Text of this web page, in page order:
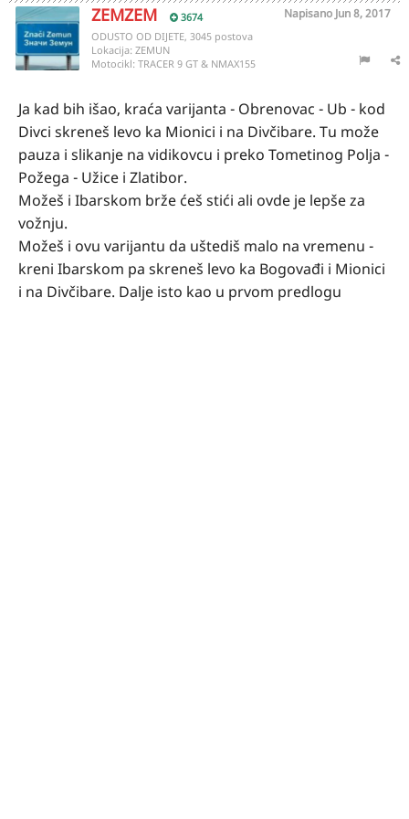
ZEMZEM 3674 Napisano Jun 8, 2017
ODUSTO OD DIJETE, 3045 postova
Lokacija: ZEMUN
Motocikl: TRACER 9 GT & NMAX155
Ja kad bih išao, kraća varijanta - Obrenovac - Ub - kod
Divci skreneš levo ka Mionici i na Divčibare. Tu može
pauza i slikanje na vidikovcu i preko Tometinog Polja -
Požega - Užice i Zlatibor.
Možeš i Ibarskom brže ćeš stići ali ovde je lepše za
vožnju.
Možeš i ovu varijantu da uštediš malo na vremenu -
kreni Ibarskom pa skreneš levo ka Bogovađi i Mionici
i na Divčibare. Dalje isto kao u prvom predlogu